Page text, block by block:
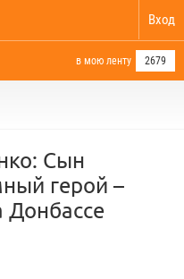
Вход
в мою ленту 2679
Сын
герой –
Донбассе